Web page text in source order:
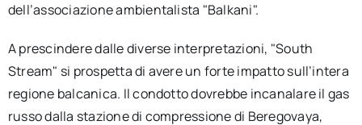
dell’associazione ambientalista "Balkani".
A prescindere dalle diverse interpretazioni, "South
Stream" si prospetta di avere un forte impatto sull’intera
regione balcanica. Il condotto dovrebbe incanalare il gas
russo dalla stazione di compressione di Beregovaya,